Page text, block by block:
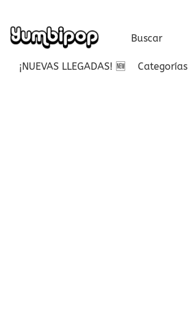
¡NUEVAS LLEGADAS! 🆕 Categorías